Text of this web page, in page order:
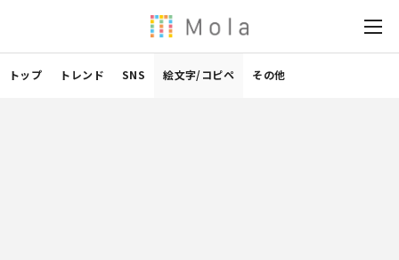
トップ トレンド SNS 絵文字/コピペ その他